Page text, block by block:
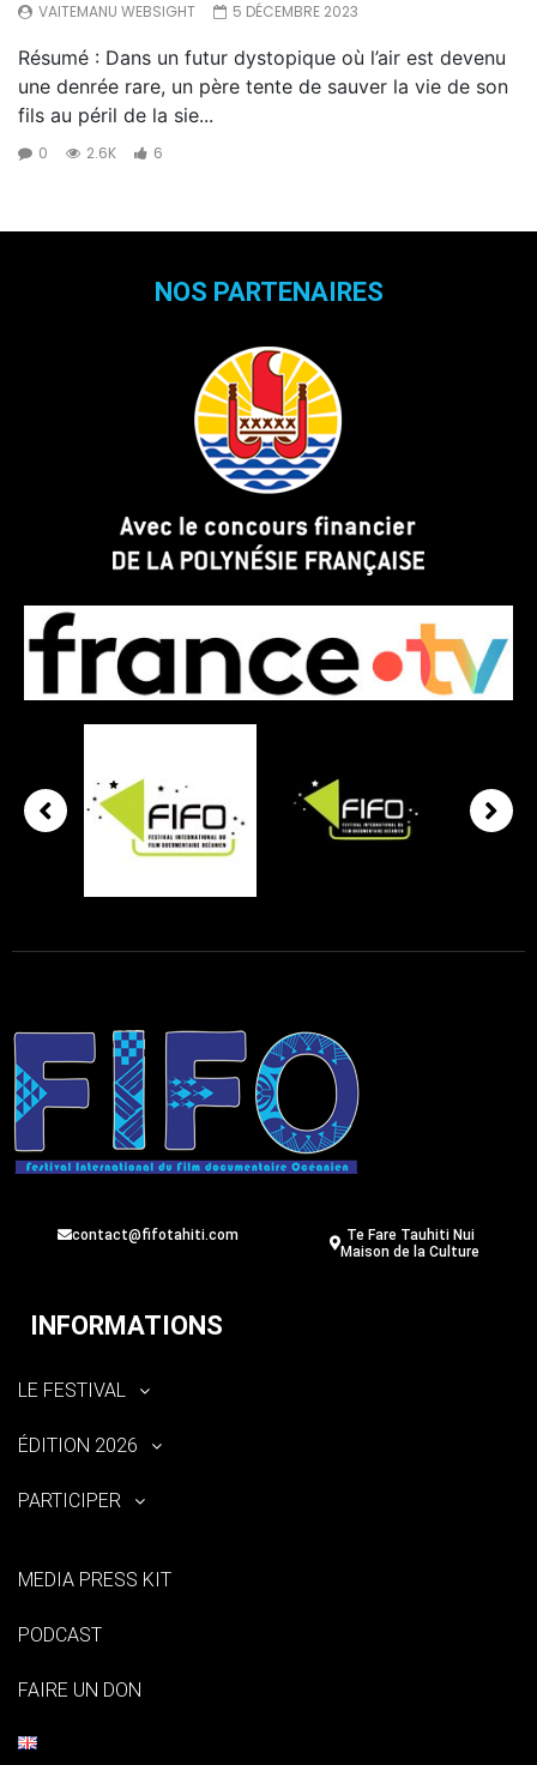
VAITEMANU WEBSIGHT 5 DÉCEMBRE 2023
Résumé : Dans un futur dystopique où l’air est devenu
une denrée rare, un père tente de sauver la vie de son
fils au péril de la sie...
0 2.6K 6
NOS PARTENAIRES
contact@fifotahiti.com
Te Fare Tauhiti Nui
Maison de la Culture
INFORMATIONS
LE FESTIVAL
ÉDITION 2026
PARTICIPER
MEDIA PRESS KIT
PODCAST
FAIRE UN DON